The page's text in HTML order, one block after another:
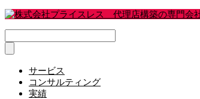
サービス
コンサルティング
実績